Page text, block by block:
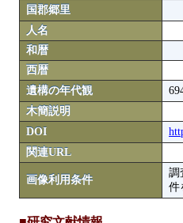
国郡郷里
人名
和暦
西暦
遺構の年代観
木簡説明
DOI
関連URL
画像利用条件
調
件